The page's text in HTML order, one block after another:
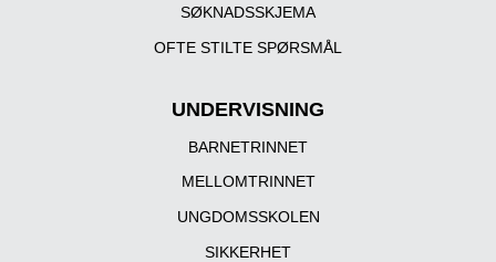
SØKNADSSKJEMA
OFTE STILTE SPØRSMÅL
UNDERVISNING
BARNETRINNET
MELLOMTRINNET
UNGDOMSSKOLEN
SIKKERHET